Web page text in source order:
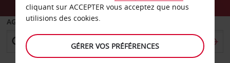
AGENCE DE DÉPART
cliquant sur ACCEPTER vous acceptez que nous
utilisions des cookies.
GÉRER VOS PRÉFÉRENCES